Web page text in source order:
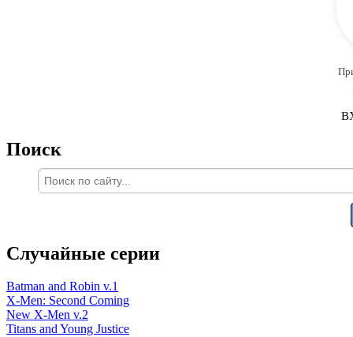
Поиск
Случайные серии
Batman and Robin v.1
X-Men: Second Coming
New X-Men v.2
Titans and Young Justice